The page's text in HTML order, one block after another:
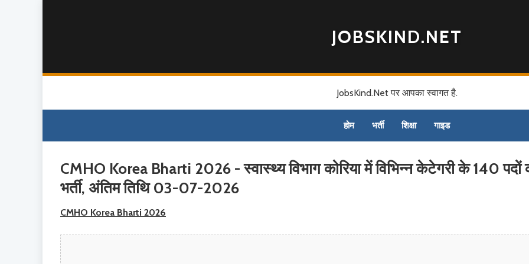
JOBSKIND.NET
JobsKind.Net पर आपका स्वागत है.
होम भर्ती शिक्षा गाइड
CMHO Korea Bharti 2026 - स्वास्थ्य विभाग कोरिया में विभिन्न केटेगरी के 140 पदों
भर्ती, अंतिम तिथि 03-07-2026
CMHO Korea Bharti 2026